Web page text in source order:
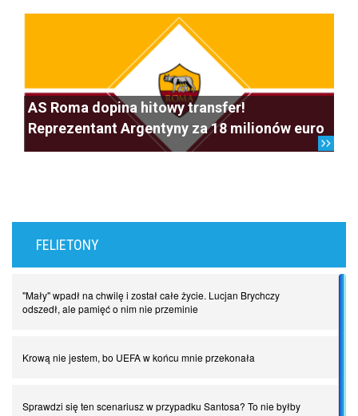
AS Roma dopina hitowy transfer!
Reprezentant Argentyny za 18 milionów euro
FELIETONY
"Mały" wpadł na chwilę i został całe życie. Lucjan Brychczy
odszedł, ale pamięć o nim nie przeminie
Krową nie jestem, bo UEFA w końcu mnie przekonała
Sprawdzi się ten scenariusz w przypadku Santosa? To nie byłby